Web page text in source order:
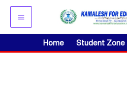
Skip
content
Home Student Zone